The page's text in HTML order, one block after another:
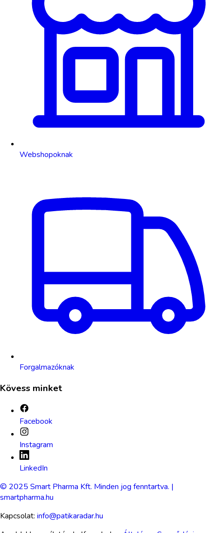
Webshopoknak
Forgalmazóknak
Kövess minket
Facebook
Instagram
LinkedIn
© 2025 Smart Pharma Kft. Minden jog fenntartva. |
smartpharma.hu
Kapcsolat: info@patikaradar.hu